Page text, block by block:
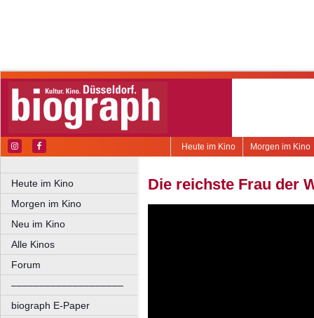
Morgen im Kino
Heute im Kino
Heute im Kino
Morgen im Kino
Neu im Kino
Alle Kinos
Forum
––––––––––––––––––––
biograph E-Paper
Die reichste Frau der